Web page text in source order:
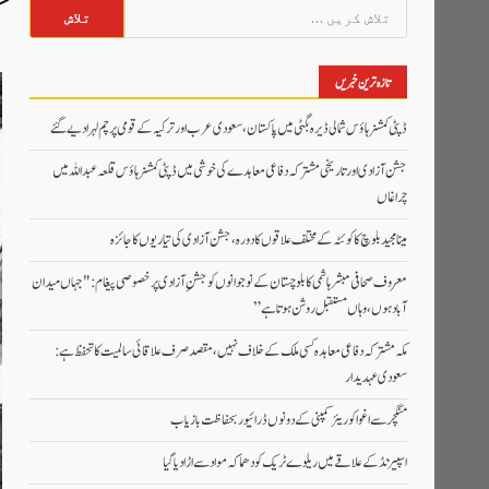
کریں
برائے:
تازہ ترین خبریں
ڈپٹی کمشنر ہاؤس شمالی ڈیرہ بگٹی میں پاکستان، سعودی عرب اور ترکیہ کے قومی پرچم لہرا دیے گئے
جشن آزادی اور تاریخی مشترکہ دفاعی معاہدے کی خوشی میں ڈپٹی کمشنر ہاؤس قلعہ عبداللہ میں
چراغاں
مینا مجید بلوچ کا کوئٹہ کے مختلف علاقوں کا دورہ، جشن آزادی کی تیاریوں کا جائزہ
معروف صحافی مبشر ہاشمی کا بلوچستان کے نوجوانوں کو جشنِ آزادی پر خصوصی پیغام: "جہاں میدان
آباد ہوں، وہاں مستقبل روشن ہوتا ہے”
مکہ مشترکہ دفاعی معاہدہ کسی ملک کے خلاف نہیں، مقصد صرف علاقائی سالمیت کا تحفظ ہے:
سعودی عہدیدار
منگچر سے اغوا کوریئر کمپنی کے دونوں ڈرائیور بحفاظت بازیاب
اسپیزنڈ کے علاقے میں ریلوے ٹریک کو دھماکہ مواد سے اڑا دیا گیا